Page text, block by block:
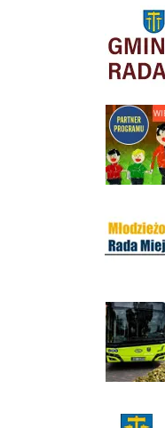
link do
link do
link do strony